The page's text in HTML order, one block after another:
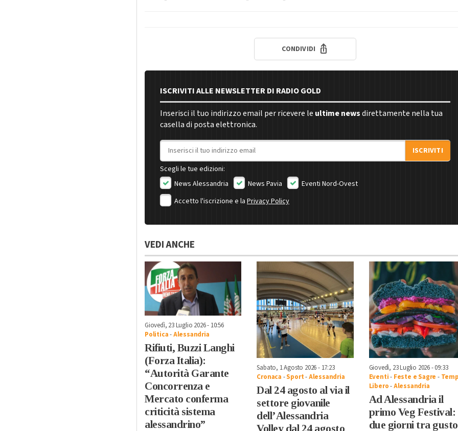
CONDIVIDI
ISCRIVITI ALLE NEWSLETTER DI RADIO GOLD
Inserisci il tuo indirizzo email per ricevere le ultime newsdirettamente nella tua
casella di posta elettronica.
Indirizzo email
ISCRIVITI
Scegli le tue edizioni:
News Alessandria
News Pavia
Eventi Nord-Ovest
Accetto l'iscrizione e la Privacy Policy
VEDI ANCHE
Giovedì, 23 Luglio 2026 - 10:56
Politica-Alessandria
Rifiuti, Buzzi Langhi
(Forza Italia):
“Autorità Garante
Concorrenza e
Mercato conferma
criticità sistema
alessandrino”
Sabato, 1 Agosto 2026 - 17:23
Cronaca -Sport-Alessandria
Dal 24 agosto al via il
settore giovanile
dell’Alessandria
Volley dal 24 agosto
Giovedì, 23 Luglio 2026 - 09:33
Eventi- Feste e Sagre -
Libero-Alessandria
Ad Alessandria il
primo Veg Festival:
due giorni tra